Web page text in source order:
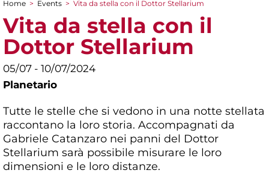
You are here
Home > Events > Vita da stella con il Dottor Stellarium
Vita da stella con il
Dottor Stellarium
05/07 - 10/07/2024
Planetario
Tutte le stelle che si vedono in una notte stellata
raccontano la loro storia. Accompagnati da
Gabriele Catanzaro nei panni del Dottor
Stellarium sarà possibile misurare le loro
dimensioni e le loro distanze.